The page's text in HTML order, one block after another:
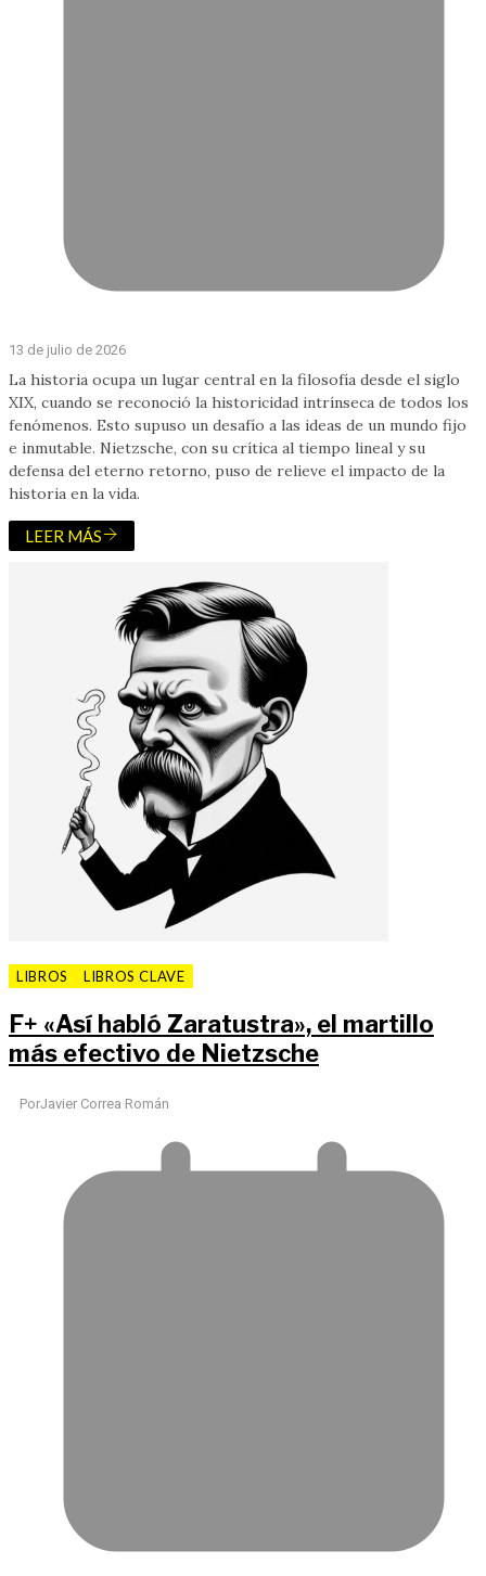
13 de julio de 2026
La historia ocupa un lugar central en la filosofía desde el siglo
XIX, cuando se reconoció la historicidad intrínseca de todos los
fenómenos. Esto supuso un desafío a las ideas de un mundo fijo
e inmutable. Nietzsche, con su crítica al tiempo lineal y su
defensa del eterno retorno, puso de relieve el impacto de la
historia en la vida.
LEER MÁS
LIBROS LIBROS CLAVE
F+ «Así habló Zaratustra», el martillo
más efectivo de Nietzsche
PorJavier Correa Román